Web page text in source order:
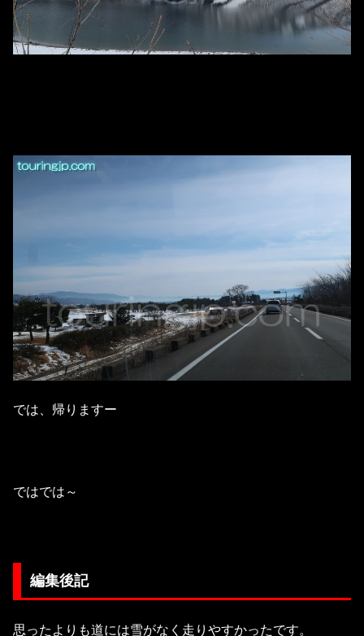
では、帰りますー
ではでは～
編集後記
思ったよりも道には雪がなく走りやすかったです。